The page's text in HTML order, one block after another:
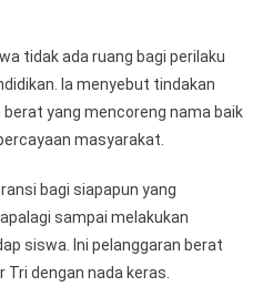
tidak ada ruang bagi perilaku
Ia menyebut tindakan
yang mencoreng nama baik
masyarakat.
bagi siapapun yang
sampai melakukan
siswa. Ini pelanggaran berat
Tri dengan nada keras.